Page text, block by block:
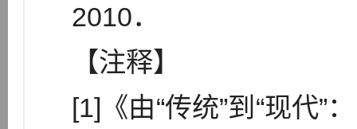
2010．
【注释】
[1]《由“传统”到“现代”